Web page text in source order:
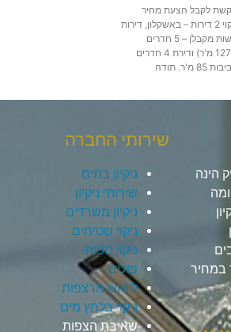
לקבל הצעת מחיר
לניקוי 2 דירות – באשקלון, דירות
חדשות מקבלן – 5 חדרים
(כ-127 מ'ר) ודירת 4 חדרים
85 מ'ר. תודה
הינה
במחיר
שירותי החברה
ניקיון בתים
שירותי ניקיון
ניקיון משרדים
ניקוי שטיחים
ניקוי ספות
פוליש
ליטוש מרצפות
ניקוי בלחץ מים
שאיבת הצפות